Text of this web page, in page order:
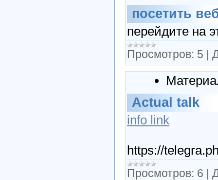
посетить
перейдите на
Просмотров: 5 |
Actual talk
info link
https://
Просмотров: 6 |